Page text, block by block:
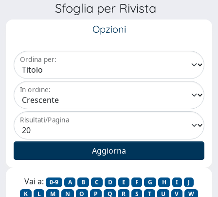
Sfoglia per Rivista
Opzioni
Ordina per:
In ordine:
Risultati/Pagina
Vai a: 0-9 A B C D E F G H I
J
K
L M N O P Q R S T U V
W